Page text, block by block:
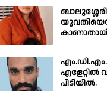
എളേറ്റിൽ
പിടിയിൽ.